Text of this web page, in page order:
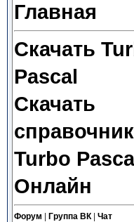
Главная
Скачать
Pascal
Скачать
справочник
Turbo
Онлайн
Форум Группа ВК| Чат